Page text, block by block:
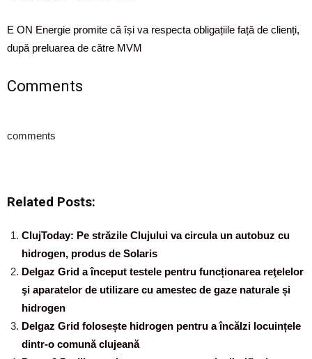
E ON Energie promite că își va respecta obligațiile față de clienți,
după preluarea de către MVM
Comments
comments
Related Posts:
ClujToday: Pe străzile Clujului va circula un autobuz cu
hidrogen, produs de Solaris
Delgaz Grid a început testele pentru funcționarea reţelelor
şi aparatelor de utilizare cu amestec de gaze naturale și
hidrogen
Delgaz Grid folosește hidrogen pentru a încălzi locuințele
dintr-o comună clujeană